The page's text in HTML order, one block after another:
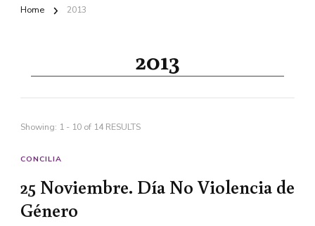
Home 2013
2013
Showing: 1 - 10 of 14 RESULTS
CONCILIA
25 Noviembre. Día No Violencia de
Género